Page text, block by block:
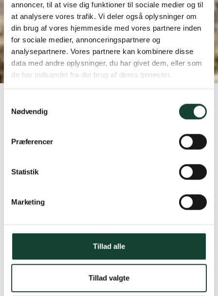
annoncer, til at vise dig funktioner til sociale medier og til
at analysere vores trafik. Vi deler også oplysninger om
din brug af vores hjemmeside med vores partnere inden
for sociale medier, annonceringspartnere og
analysepartnere. Vores partnere kan kombinere disse
data med andre oplysninger, du har givet dem, eller som
de har indsamlet fra din brug af deres tjenester.
Nødvendig
Præferencer
Statistik
Marketing
Tillad alle
Tillad valgte
Fra gratis opmåling til nyudestue og nye
vinduer
Forvandling af klassisk
murstenshus
Bygherre: Henrik Andersen
JSP Tømrer & Snedker ApS
20